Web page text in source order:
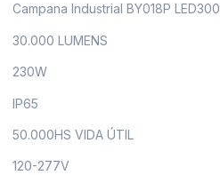
Campana Industrial BY018P LED300
30.000 LUMENS
230W
IP65
50.000HS VIDA ÚTIL
120-277V